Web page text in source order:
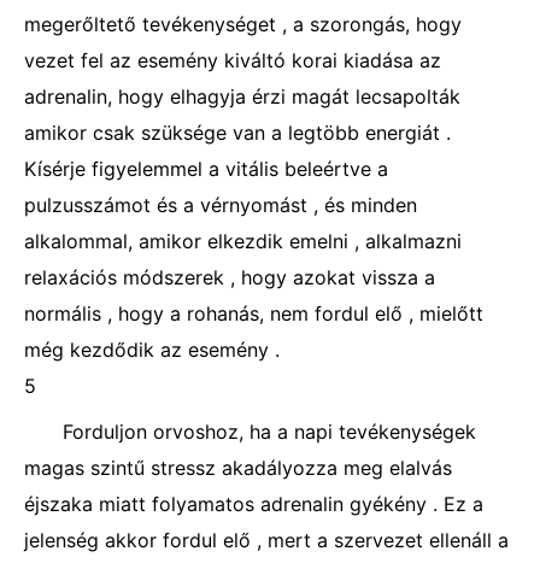
megerőltető tevékenységet , a szorongás, hogy
vezet fel az esemény kiváltó korai kiadása az
adrenalin, hogy elhagyja érzi magát lecsapolták
amikor csak szüksége van a legtöbb energiát .
Kísérje figyelemmel a vitális beleértve a
pulzusszámot és a vérnyomást , és minden
alkalommal, amikor elkezdik emelni , alkalmazni
relaxációs módszerek , hogy azokat vissza a
normális , hogy a rohanás, nem fordul elő , mielőtt
még kezdődik az esemény .
5
Forduljon orvoshoz, ha a napi tevékenységek
magas szintű stressz akadályozza meg elalvás
éjszaka miatt folyamatos adrenalin gyékény . Ez a
jelenség akkor fordul elő , mert a szervezet ellenáll a